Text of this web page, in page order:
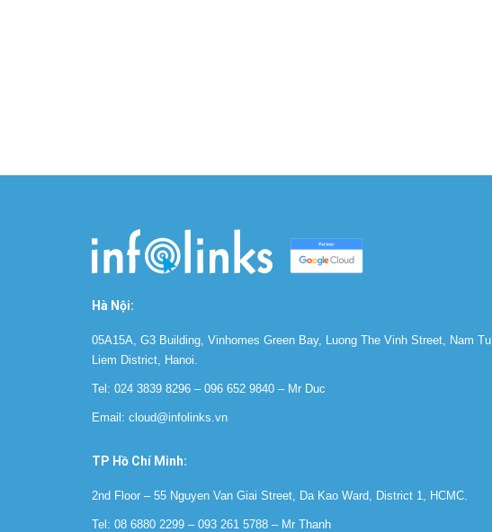
Hà Nội:
05A15A, G3 Building, Vinhomes Green Bay, Luong The Vinh Street, Nam Tu
Liem District, Hanoi.
Tel: 024 3839 8296 – 096 652 9840 ‬ – Mr Duc
Email: cloud@infolinks.vn
TP Hồ Chí Minh:
2nd Floor – 55 Nguyen Van Giai Street, Da Kao Ward, District 1, HCMC.
Tel: 08 6880 2299 – 093 261 5788 – Mr Thanh